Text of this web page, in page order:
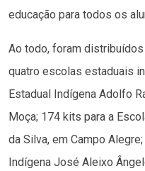
educação para todos os
Ao todo, foram
quatro escolas estaduais
Estadual Indígena Adolfo
Moça; 174 kits para a
da Silva, em Campo
Indígena José Aleixo